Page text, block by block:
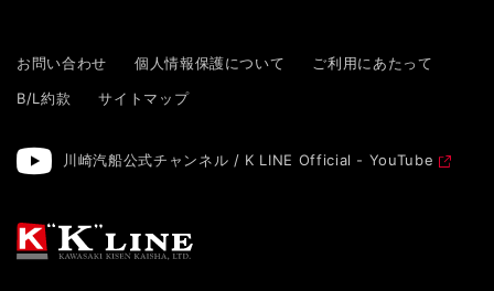
お問い合わせ 個人情報保護について
ご利用にあたって
B/L約款
サイトマップ
川崎汽船公式チャンネル / K LINE Official - YouTube